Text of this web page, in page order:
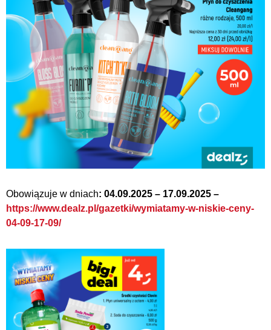
Obowiązuje w dniach: 04.09.2025 – 17.09.2025 –
https://www.dealz.pl/gazetki/wymiatamy-w-niskie-ceny-
04-09-17-09/